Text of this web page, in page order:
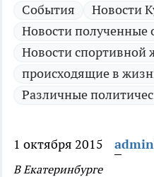
Cобытия
Новости
Новости полученные
Новости спортивной
происходящие в
Различные
1 октября 2015
В Екатеринбурге